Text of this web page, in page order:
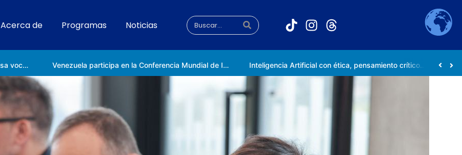
Acerca de Programas Noticias
Universidad Nacional de las Ciencias impulsa vocaciones científicas en la Expoferia de Oportunidades de Estudio 2026 Venezuela participa en la Conferencia Mundial de Inteligencia Artificial en Shanghái Inteligencia Artificial con ética, pensamiento crítico y compromiso social